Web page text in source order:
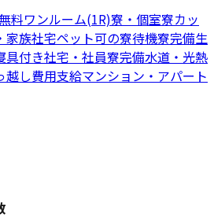
料ワンルーム(1R)寮・個室寮カッ
家族社宅ペット可の寮待機寮完備生
具付き社宅・社員寮完備水道・光熱
越し費用支給マンション・アパート